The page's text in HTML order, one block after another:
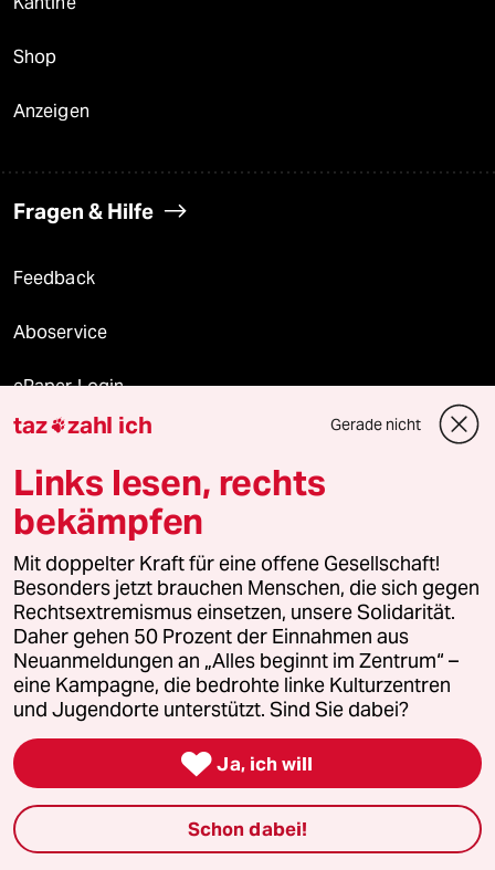
Shop
Anzeigen
Fragen & Hilfe
Feedback
Aboservice
ePaper Login
Downloads für Abonnierende
© 2026 taz Verlags und Vertriebs GmbH
Alle Rechte vorbehalten. Bei rechtlichen Fragen oder für Genehmigungen
wenden Sie sich bitte an
lizenzen@taz.de
Feedback Redaktionsstatut Kommune-Richtlinien
Leitlinie Informant Datenschutz Impressum AGB
Seitenwende Einwilligungen widerrufen (Ads)
taz zahl ich Gerade nicht
Links lesen, rechts
bekämpfen
Mit doppelter Kraft für eine offene Gesellschaft!
Besonders jetzt brauchen Menschen, die sich gegen
Rechtsextremismus einsetzen, unsere Solidarität.
Daher gehen 50 Prozent der Einnahmen aus
Neuanmeldungen an „Alles beginnt im Zentrum“ –
eine Kampagne, die bedrohte linke Kulturzentren
und Jugendorte unterstützt. Sind Sie dabei?
 Ja, ich will
Schon dabei!